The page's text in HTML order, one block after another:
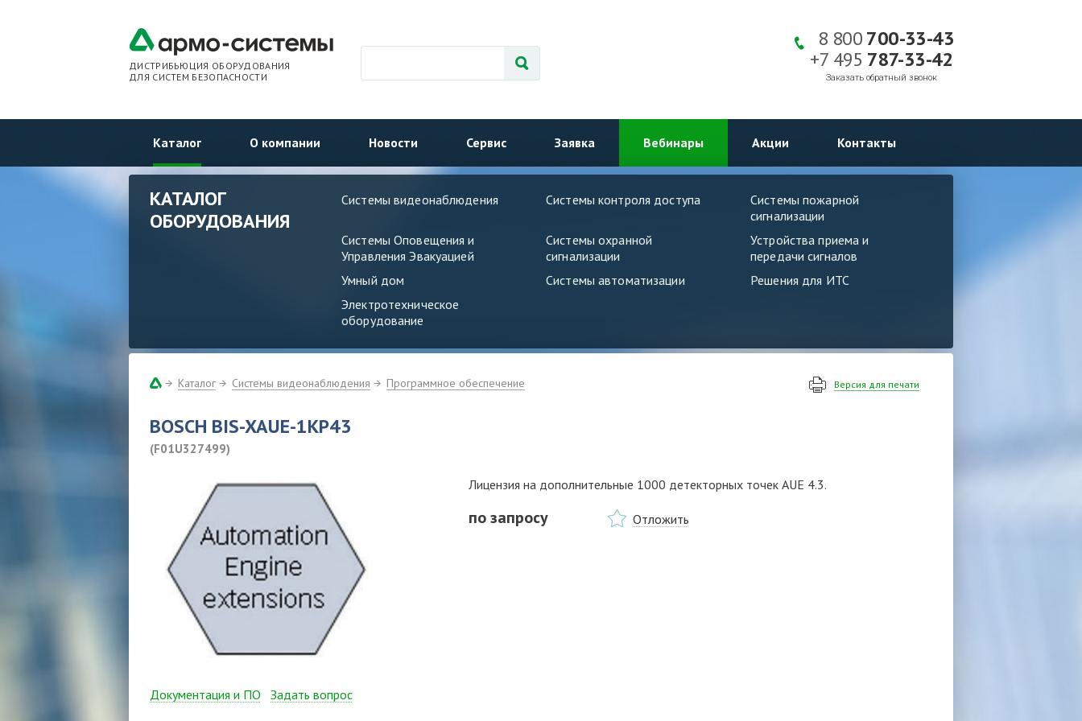
ДИСТРИБЬЮЦИЯ ОБОРУДОВАНИЯ
ДЛЯ СИСТЕМ БЕЗОПАСНОСТИ
8 800700-33-43
+7 495 787-33-42
Заказать обратный звонок
Каталог О компании Новости Сервис Заявка Вебинары Акции Контакты
КАТАЛОГ
ОБОРУДОВАНИЯ
Системы видеонаблюдения Системы контроля доступа
Системы пожарной
сигнализации
Системы Оповещения и
Управления Эвакуацией
Системы охранной
сигнализации
Устройства приема и
передачи сигналов
Умный дом
Системы автоматизации
Решения для ИТС
Электротехническое
оборудование
Каталог Системы видеонаблюдения Программное обеспечение Версия для печати
BOSCH BIS-XAUE-1KP43
(F01U327499)
Лицензия на дополнительные 1000 детекторных точек AUE 4.3.
по запросу Отложить
Документация и ПО Задать вопрос